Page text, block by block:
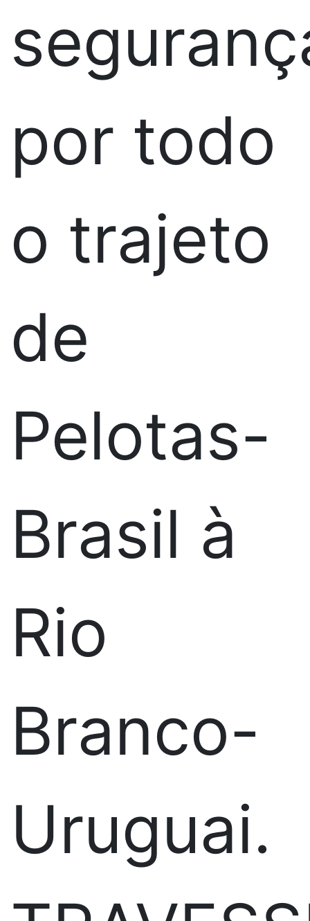
por todo
o trajeto
de
Pelotas-
Brasil à
Rio
Branco-
Uruguai.